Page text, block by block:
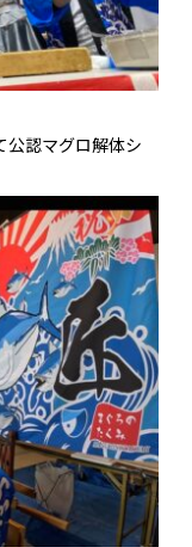
公認マグロ解体シ